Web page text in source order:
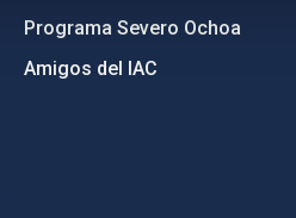
Programa Severo Ochoa
Amigos del IAC